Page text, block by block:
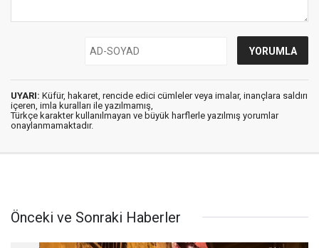
UYARI: Küfür, hakaret, rencide edici cümleler veya imalar, inançlara saldırı
içeren, imla kuralları ile yazılmamış,
Türkçe karakter kullanılmayan ve büyük harflerle yazılmış yorumlar
onaylanmamaktadır.
Önceki ve Sonraki Haberler